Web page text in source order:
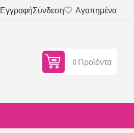
ΕγγραφήΣύνδεση Αγαπημένα
0 Προϊόντα